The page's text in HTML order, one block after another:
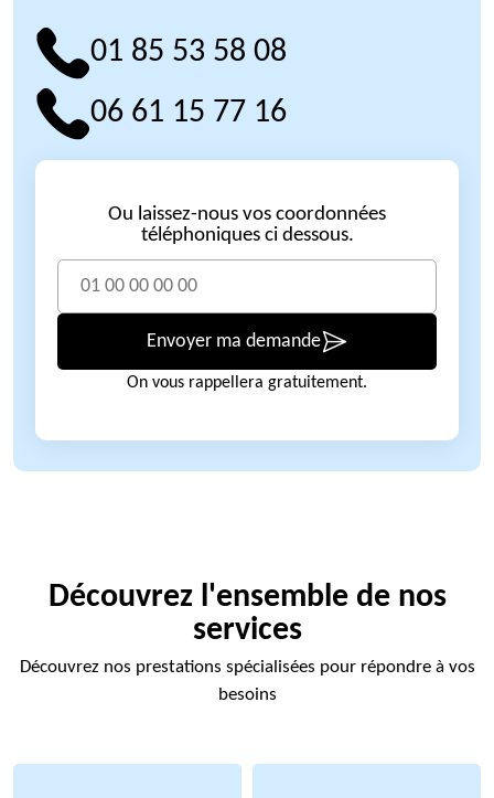
01 85 53 58 08
06 61 15 77 16
Ou laissez-nous vos coordonnées
téléphoniques ci dessous.
Envoyer ma demande
On vous rappellera gratuitement.
Découvrez l'ensemble de nos
services
Découvrez nos prestations spécialisées pour répondre à vos
besoins